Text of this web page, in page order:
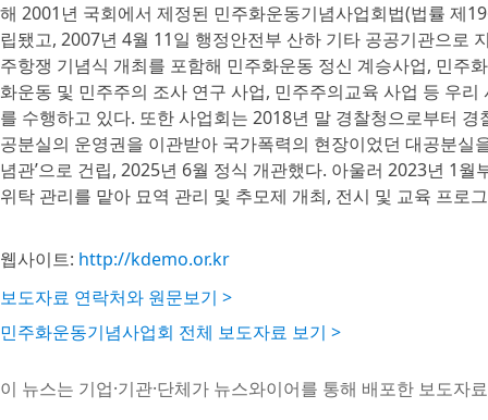
해 2001년 국회에서 제정된 민주화운동기념사업회법(법률 제
립됐고, 2007년 4월 11일 행정안전부 산하 기타 공공기관으로
주항쟁 기념식 개최를 포함해 민주화운동 정신 계승사업, 민주
화운동 및 민주주의 조사 연구 사업, 민주주의교육 사업 등 우
를 수행하고 있다. 또한 사업회는 2018년 말 경찰청으로부터
공분실의 운영권을 이관받아 국가폭력의 현장이었던 대공분실
념관’으로 건립, 2025년 6월 정식 개관했다. 아울러 2023년 1
위탁 관리를 맡아 묘역 관리 및 추모제 개최, 전시 및 교육 프로
웹사이트: http://kdemo.or.kr
보도자료 연락처와 원문보기 >
민주화운동기념사업회 전체 보도자료 보기 >
이 뉴스는 기업·기관·단체가 뉴스와이어를 통해 배포한 보도자